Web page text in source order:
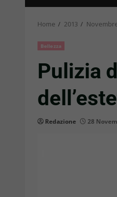
Home 2013
Bellezza
Pulizia
Redazione 28